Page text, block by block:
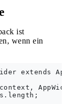
ist
wenn ein
extends